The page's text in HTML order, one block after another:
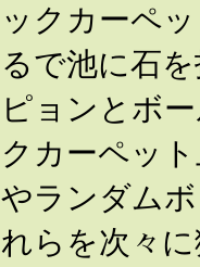
ックカーペ
るで池に石
ピョンとボ
クカーペッ
やランダム
れらを次々